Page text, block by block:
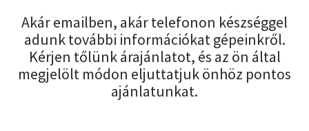
Akár emailben, akár telefonon készséggel
adunk további információkat gépeinkről.
Kérjen tőlünk árajánlatot, és az ön által
megjelölt módon eljuttatjuk önhöz pontos
ajánlatunkat.